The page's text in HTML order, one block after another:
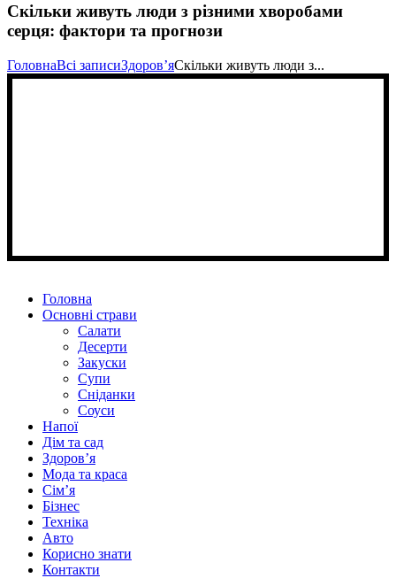
Скільки живуть люди з різними хворобами
серця: фактори та прогнози
ГоловнаВсі записиЗдоровʼяСкільки живуть люди з...
Головна
Основні страви
Салати
Десерти
Закуски
Супи
Сніданки
Соуси
Напої
Дім та сад
Здоровʼя
Мода та краса
Сімʼя
Бізнес
Техніка
Авто
Корисно знати
Контакти